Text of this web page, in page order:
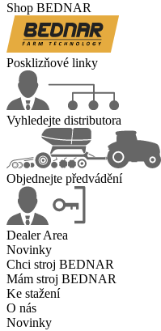
Shop BEDNAR
Posklizňové linky
Vyhledejte distributora
Objednejte předvádění
Dealer Area
Novinky
Chci stroj BEDNAR
Mám stroj BEDNAR
Ke stažení
O nás
Novinky